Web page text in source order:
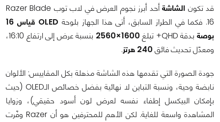
قد تكون الشاشة
أحد أبرز نجوم العرض في لاب توب Razer Blade
16. فكما في الطراز السابق، أتى هذا الجهاز بلوحة
OLED قياس 16
بوصةبدقة QHD+ تبلغ 1600×2560
بنسبة عرض إلى ارتفاع 16:10،
ومعدّل تحديث فائق 240 هرتز .
جودة الصورة التي تقدمها هذه الشاشة مذهلة بكل المقاييس: الألوان
نابضة وحية، ونسبة التباين لا نهائية بفضل خصائص الـOLED (حيث
بإمكان البيكسل إطفاء نفسه لعرض لون أسود حقيقي)، وزوايا
المشاهدة واسعة للغاية. لكن الأهم للمحترفين هو أن Razer وفّرت